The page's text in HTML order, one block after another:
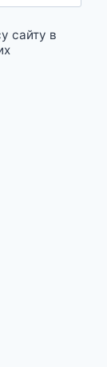
сайту в